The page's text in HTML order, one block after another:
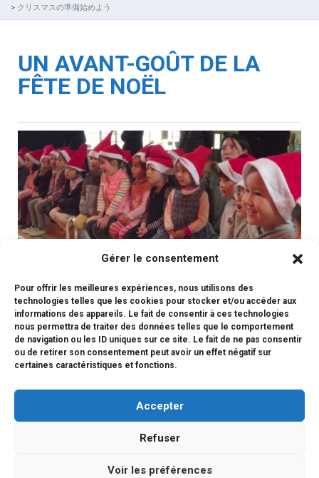
Gérer le consentement
Pour offrir les meilleures expériences, nous utilisons des
technologies telles que les cookies pour stocker et/ou accéder aux
informations des appareils. Le fait de consentir à ces technologies
nous permettra de traiter des données telles que le comportement
de navigation ou les ID uniques sur ce site. Le fait de ne pas consentir
ou de retirer son consentement peut avoir un effet négatif sur
certaines caractéristiques et fonctions.
Accepter
Refuser
Voir les préférences
> クリスマスの準備始めよう
UN AVANT-GOÛT DE LA
FÊTE DE NOËL
En attendant la vidéo des spectacles de la fête de Noël,
voici un petit aperçu des élèves en pleine préparation.(さら
に…)